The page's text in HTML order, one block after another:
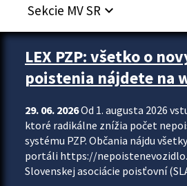
Sekcie MV SR keyboard_arrow_down
Zastavit automatický posun upútavok
LEX PZP: všetko o
poistenia nájdete na
29. 06. 2026Od 1. augusta 2026
ktoré radikálne znížia počet
systému PZP. Občania nájdu
portáli https://
Slovenskej asociácie poisťovní